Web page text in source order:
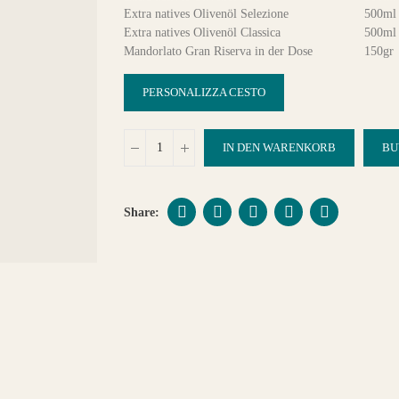
Extra natives Olivenöl Selezione
500ml
Extra natives Olivenöl Classica
500ml
Mandorlato Gran Riserva in der Dose
150gr
PERSONALIZZA CESTO
IN DEN WARENKORB